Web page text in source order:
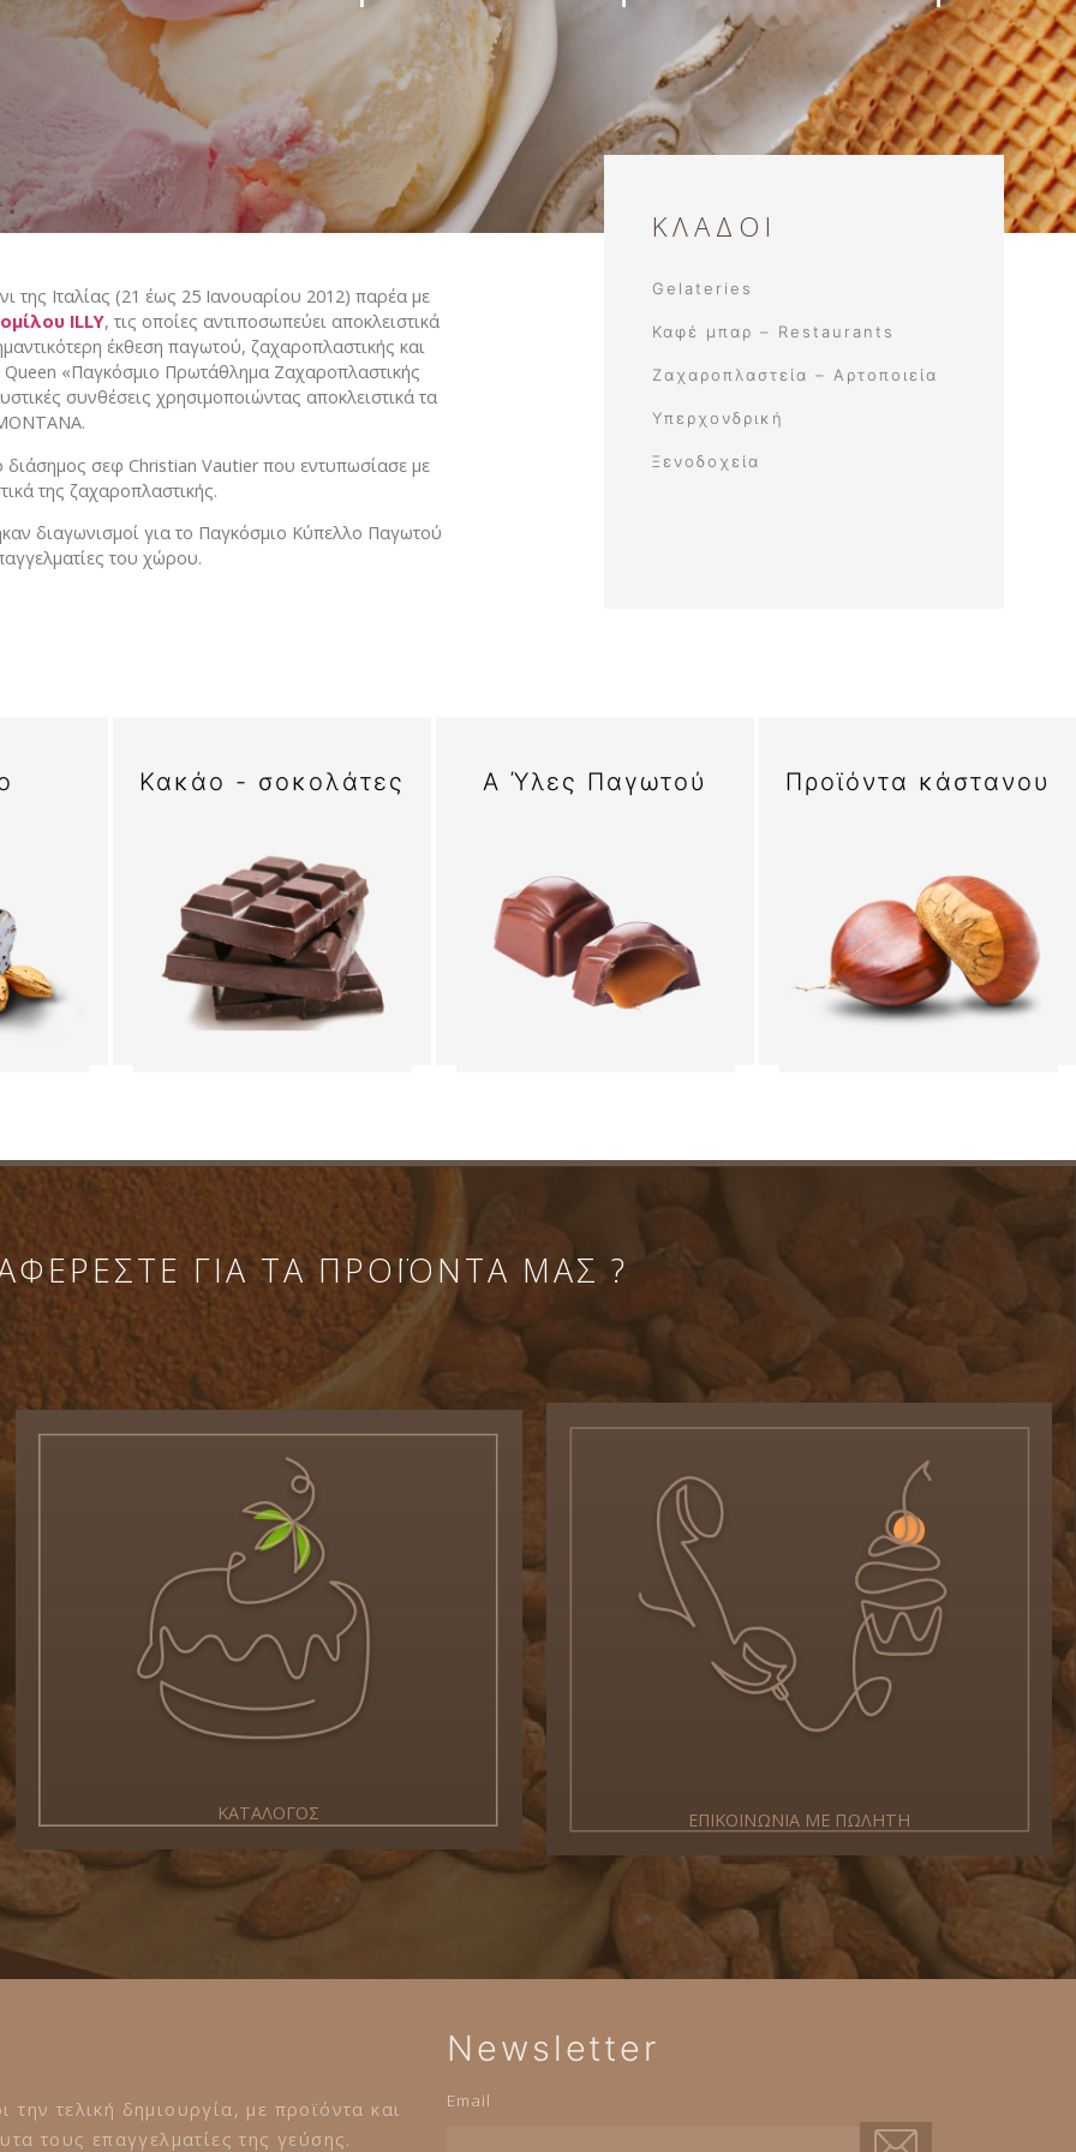
Βούτυρο αγελαδινό
Βούτυρο πρόβειο-γίδινο
Γιαούρτι
Τυρί κρέμα
ΚΟΚΚΟΙ ΚΑΚΑΟ
Βούτυρο κακάο
Variegato
Σιρόπια
της Ιταλίας (21 έως 25 Ιανουαρίου 2012) παρέα με
ομίλου ILLY, τις οποίες αντιποσωπεύει αποκλειστικά
έκθεση παγωτού, ζαχαροπλαστικής και
Queen «Παγκόσμιο Πρωτάθλημα Ζαχαροπλαστικής
συνθέσεις χρησιμοποιώντας αποκλειστικά τα
σεφ Christian Vautier που εντυπωσίασε με
της ζαχαροπλαστικής.
διαγωνισμοί για το Παγκόσμιο Κύπελλο Παγωτού
του χώρου.
ΚΛΑΔΟΙ
Gelateries
Καφέ μπαρ – Restaurants
Ζαχαροπλαστεία – Αρτοποιεία
Υπερχονδρική
Ξενοδοχεία​
Κακάο - σοκολάτες Α Ύλες Παγωτού Προϊόντα κάστανου
ΓΙΑ ΤΑ ΠΡΟΪΟΝΤΑ ΜΑΣ ?
ΚΑΤΑΛΟΓΟΣ ΕΠΙΚΟΙΝΩΝΙΑ ΜΕ ΠΩΛΗΤΗ
τελική δημιουργία, με προϊόντα και
τους επαγγελματίες της γεύσης.
Newsletter
Email